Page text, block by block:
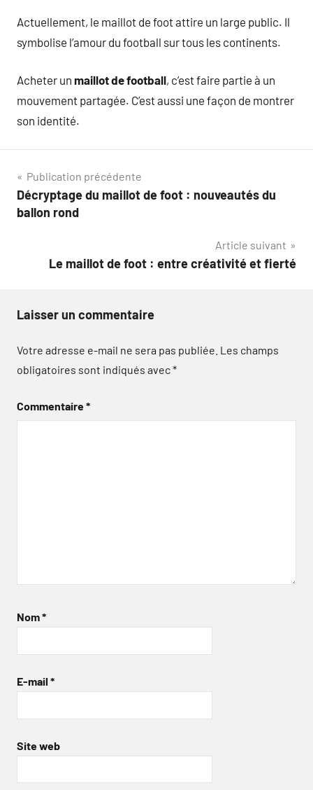
Actuellement, le maillot de foot attire un large public. Il
symbolise l’amour du football sur tous les continents.
Acheter un maillot de football, c’est faire partie à un
mouvement partagée. C’est aussi une façon de montrer
son identité.
Navigation
de
Publication précédente
Décryptage du maillot de foot : nouveautés du
ballon rond
Article suivant
Le maillot de foot : entre créativité et fierté
Laisser un commentaire
Votre adresse e-mail ne sera pas publiée. Les champs
obligatoires sont indiqués avec*
Commentaire*
Nom*
E-mail *
Site web